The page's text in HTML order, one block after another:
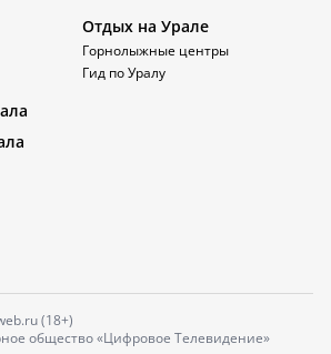
Отдых на Урале
Горнолыжные центры
Гид по Уралу
(18+)
общество «Цифровое Телевидение»